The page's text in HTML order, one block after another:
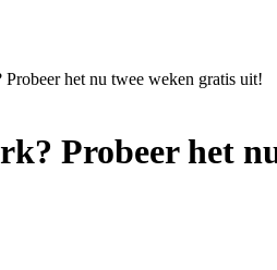
het nu twee weken gratis uit!
Probeer het